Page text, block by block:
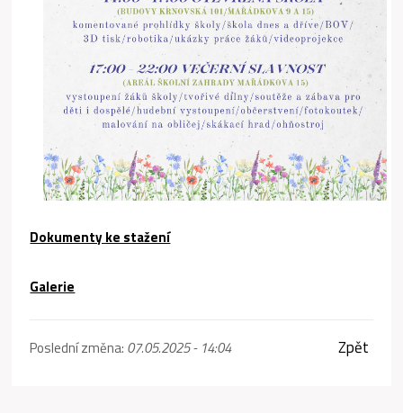
Dokumenty ke stažení
Galerie
Poslední změna: 07.05.2025 - 14:04 Zpět